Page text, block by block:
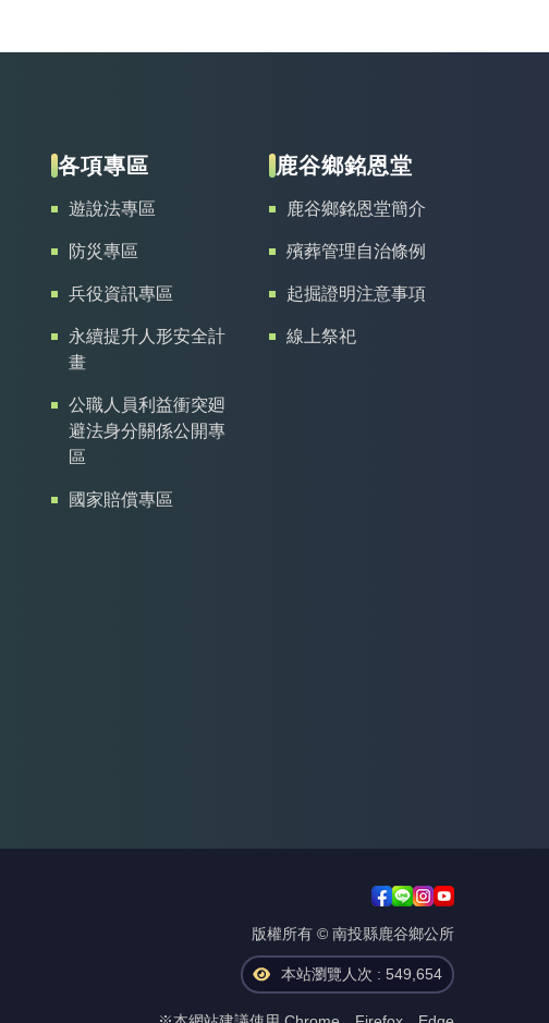
各項專區
遊說法專區
防災專區
兵役資訊專區
永續提升人形安全計
畫
公職人員利益衝突廻
避法身分關係公開專
區
國家賠償專區
鹿谷鄉銘恩堂
鹿谷鄉銘恩堂簡介
殯葬管理自治條例
起掘證明注意事項
線上祭祀
版權所有 © 南投縣鹿谷鄉公所
本站瀏覽人次 : 549,654